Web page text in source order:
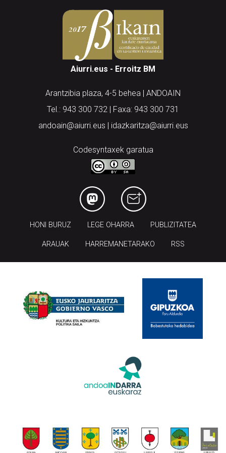
Aiurri.eus - Erroitz BM
Arantzibia plaza, 4-5 behea | ANDOAIN
Tel.: 943 300 732 | Faxa: 943 300 731
andoain@aiurri.eus | idazkaritza@aiurri.eus
Codesyntaxek garatua
HONI BURUZ LEGE OHARRA PUBLIZITATEA
ARAUAK HARREMANETARAKO RSS